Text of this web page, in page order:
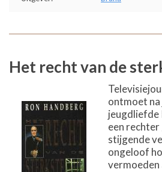
Het recht van de
ontmoet na
jeugdliefde
een
stijgende
ongeloof
vermoeden